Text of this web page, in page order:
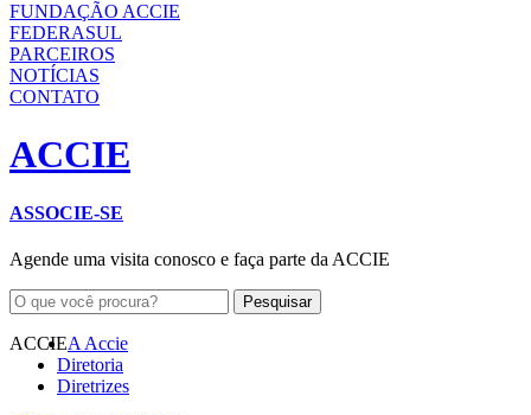
FUNDAÇÃO ACCIE
FEDERASUL
PARCEIROS
NOTÍCIAS
CONTATO
ACCIE
ASSOCIE-SE
Agende uma visita conosco e faça parte da ACCIE
ACCIEA Accie
Diretoria
Diretrizes